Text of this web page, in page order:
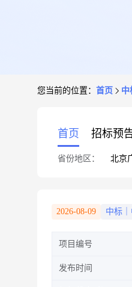
您当前的位置： 首页 中
首页 招标预
省份地区： 北京
2026-08-09 中标
项目编号
发布时间